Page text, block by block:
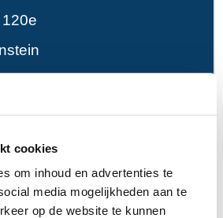
cookies
om inhoud en advertenties te
media mogelijkheden aan te
op de website te kunnen